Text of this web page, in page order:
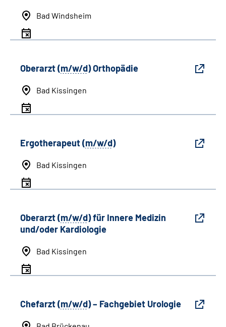
Bad Windsheim
Oberarzt (m/w/d) Orthopädie
Bad Kissingen
Ergotherapeut (m/w/d)
Bad Kissingen
Oberarzt (m/w/d) für Innere Medizin
und/oder Kardiologie
Bad Kissingen
Chefarzt (m/w/d) – Fachgebiet Urologie